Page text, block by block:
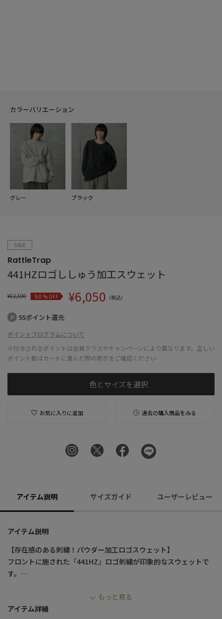
カラーバリエーション
グレー ブラック
SALE
RattleTrap
441HZロゴししゅう加工スウェット
¥12,100 50% OFF ¥6,050 （税込）
55ポイント還元
ポイントプログラムについて
※付与されるポイントは会員クラスやキャンペーンにより異なります。正しい
ポイント数はカートに進んだ際の表示をご確認ください
色とサイズを選択
お気に入りに追加 過去の購入商品をみる
アイテム説明 サイズガイド ユーザーレビュー
アイテム説明
【存在感のある刺繍！パウダー加工ロゴスウェット】
フロントに施された「441HZ」ロゴ刺繍が印象的なスウェットで
す。
感のあるヴィンテージライクな表情に仕上げました。
もっと見る
アイテム詳細